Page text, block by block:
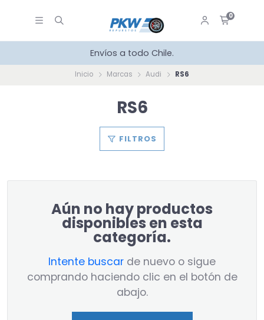
0
Envíos a todo Chile.
Inicio Marcas Audi RS6
RS6
FILTROS
Aún no hay productos
disponibles en esta
categoría.
Intente buscar de nuevo o sigue
comprando haciendo clic en el botón de
abajo.